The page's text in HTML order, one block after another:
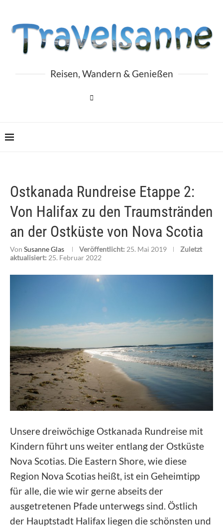
Reisen, Wandern & Genießen
Ostkanada Rundreise Etappe 2:
Von Halifax zu den Traumstränden
an der Ostküste von Nova Scotia
Von Susanne Glas Veröffentlicht: 25. Mai 2019
Zuletzt
aktualisiert: 25. Februar 2022
Unsere dreiwöchige Ostkanada Rundreise mit
Kindern führt uns weiter entlang der Ostküste
Nova Scotias. Die Eastern Shore, wie diese
Region Nova Scotias heißt, ist ein Geheimtipp
für alle, die wie wir gerne abseits der
ausgetretenen Pfade unterwegs sind. Östlich
der Hauptstadt Halifax liegen die schönsten und